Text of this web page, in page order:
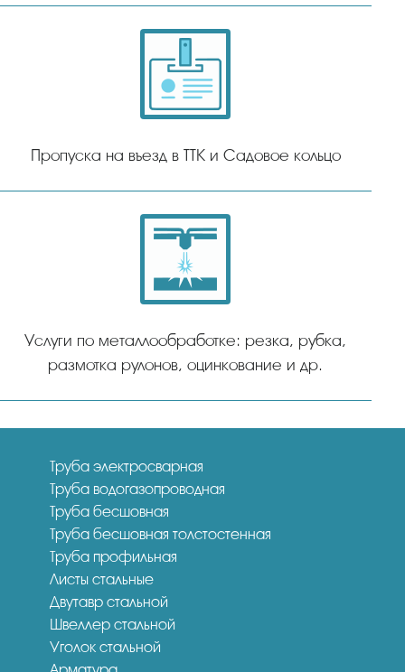
Пропуска на въезд в ТТК и Садовое кольцо
Услуги по металлообработке: резка, рубка,
размотка рулонов, оцинкование и др.
Труба электросварная
Труба водогазопроводная
Труба бесшовная
Труба бесшовная толстостенная
Труба профильная
Листы стальные
Двутавр стальной
Швеллер стальной
Уголок стальной